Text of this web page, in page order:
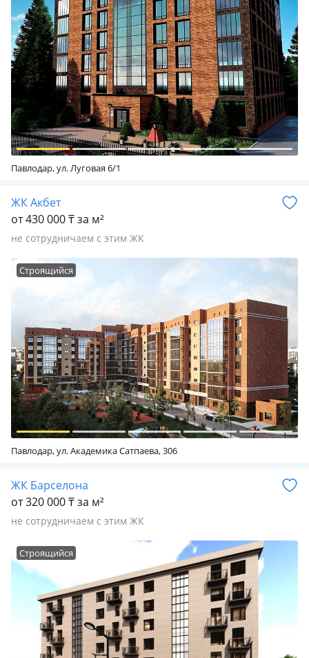
Павлодар, ул. Луговая 6/1
ЖК Акбет
от 430 000 ₸ за м²
не сотрудничаем с этим ЖК
Строящийся
Павлодар, ул. Академика Сатпаева, 306
ЖК Барселона
от 320 000 ₸ за м²
не сотрудничаем с этим ЖК
Строящийся